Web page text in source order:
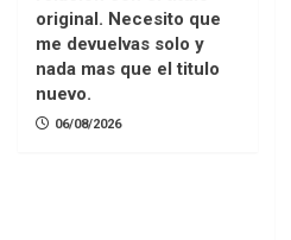
original. Necesito que
me devuelvas solo y
nada mas que el titulo
nuevo.
06/08/2026